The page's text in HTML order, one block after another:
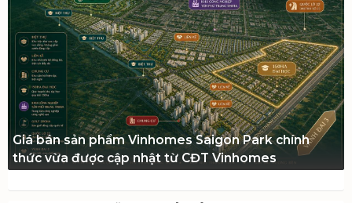
Giá bán sản phẩm Vinhomes Saigon Park chính
thức vừa được cập nhật từ CĐT Vinhomes